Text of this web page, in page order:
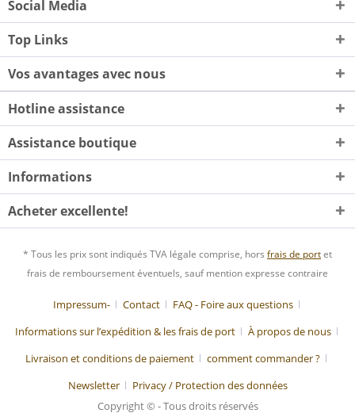
Social Media
Top Links
Vos avantages avec nous
Hotline assistance
Assistance boutique
Informations
Acheter excellente!
* Tous les prix sont indiqués TVA légale comprise, hors frais de portet
frais de remboursement éventuels, sauf mention expresse contraire
Impressum- Contact
FAQ - Foire aux questions
Informations sur l’expédition & les frais de port
À propos de nous
Livraison et conditions de paiement
comment commander ?
Newsletter
Privacy / Protection des données
Copyright © - Tous droits réservés